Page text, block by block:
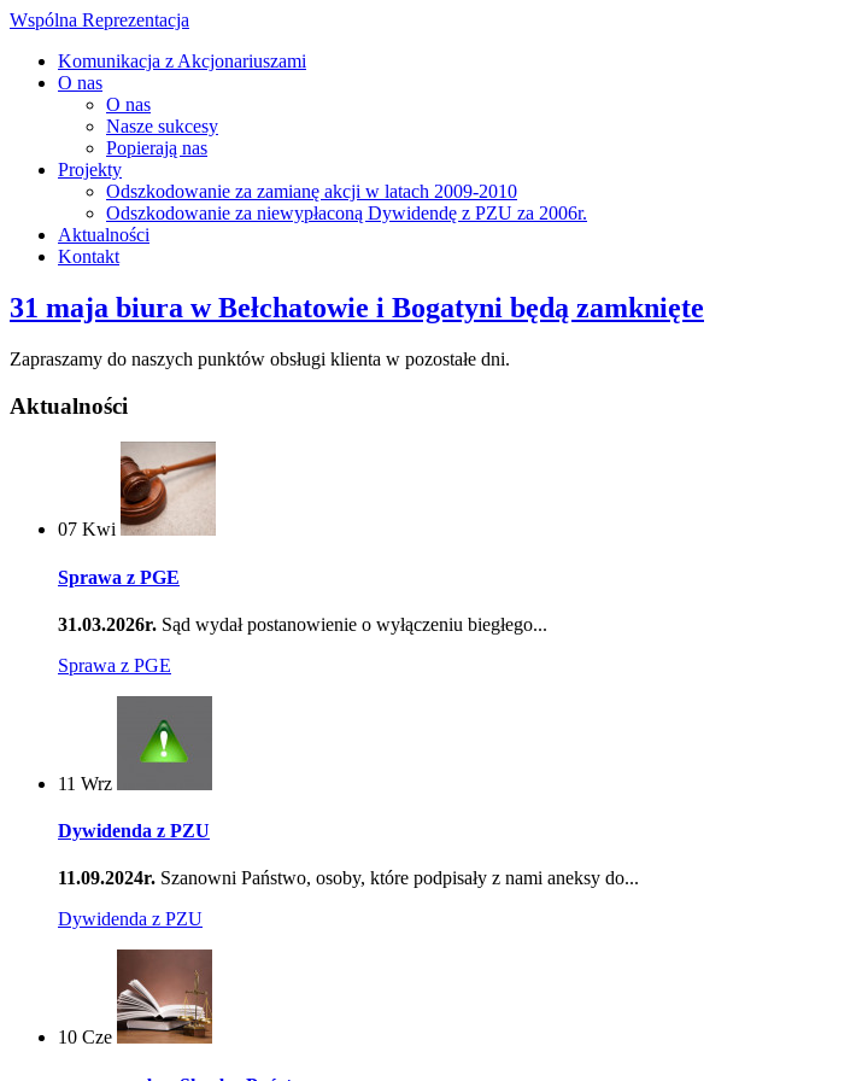
Wspólna Reprezentacja
Komunikacja z Akcjonariuszami
O nas
O nas
Nasze sukcesy
Popierają nas
Projekty
Odszkodowanie za zamianę akcji w latach 2009-2010
Odszkodowanie za niewypłaconą Dywidendę z PZU za 2006r.
Aktualności
Kontakt
31 maja biura w Bełchatowie i Bogatyni będą zamknięte
Zapraszamy do naszych punktów obsługi klienta w pozostałe dni.
Aktualności
07 Kwi
Sprawa z PGE
31.03.2026r. Sąd wydał postanowienie o wyłączeniu biegłego...
Sprawa z PGE
11 Wrz
Dywidenda z PZU
11.09.2024r. Szanowni Państwo, osoby, które podpisały z nami aneksy do...
Dywidenda z PZU
10 Cze